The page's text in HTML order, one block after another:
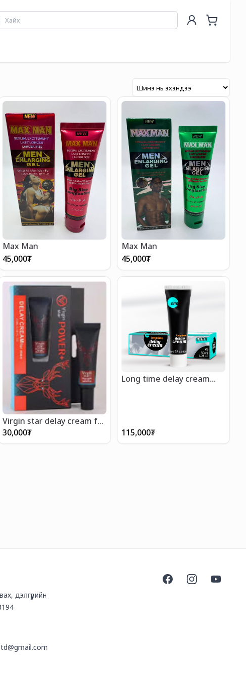
Max Man
45,000₮
Max Man
45,000₮
Virgin star delay cream for
men
30,000₮
Long time delay cream
115,000₮
дэлгүүрийн
FacebookInstagramYouTube